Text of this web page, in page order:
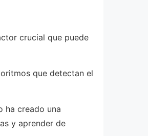
crucial que puede
que detectan el
ha creado una
y aprender de